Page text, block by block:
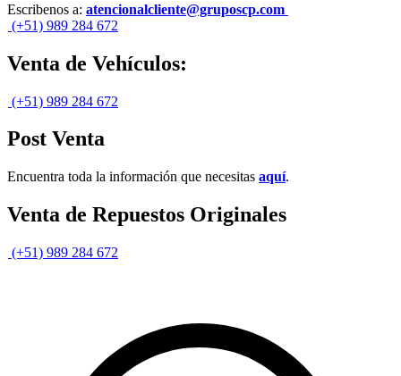
Escribenos a: atencionalcliente@gruposcp.com
(+51) 989 284 672
Venta de Vehículos:
(+51) 989 284 672
Post Venta
Encuentra toda la información que necesitas aquí.
Venta de Repuestos Originales
(+51) 989 284 672